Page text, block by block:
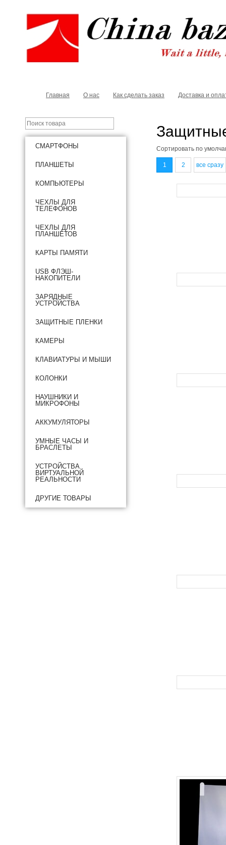
Главная О нас Как сделать заказ Доставка и
Сортировать по
1 2 все сразу
СМАРТФОНЫ
ПЛАНШЕТЫ
КОМПЬЮТЕРЫ
ЧЕХЛЫ ДЛЯ
ТЕЛЕФОНОВ
ЧЕХЛЫ ДЛЯ
ПЛАНШЕТОВ
КАРТЫ ПАМЯТИ
USB ФЛЭШ-
НАКОПИТЕЛИ
ЗАРЯДНЫЕ
УСТРОЙСТВА
ЗАЩИТНЫЕ ПЛЕНКИ
КАМЕРЫ
КЛАВИАТУРЫ И МЫШИ
КОЛОНКИ
НАУШНИКИ И
МИКРОФОНЫ
АККУМУЛЯТОРЫ
УМНЫЕ ЧАСЫ И
БРАСЛЕТЫ
УСТРОЙСТВА
ВИРТУАЛЬНОЙ
РЕАЛЬНОСТИ
ДРУГИЕ ТОВАРЫ